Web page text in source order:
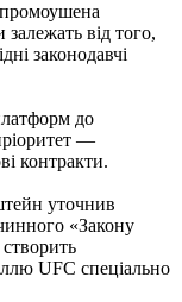
від того,
законодавчі
до
—
контракти.
уточнив
«Закону
UFC спеціально